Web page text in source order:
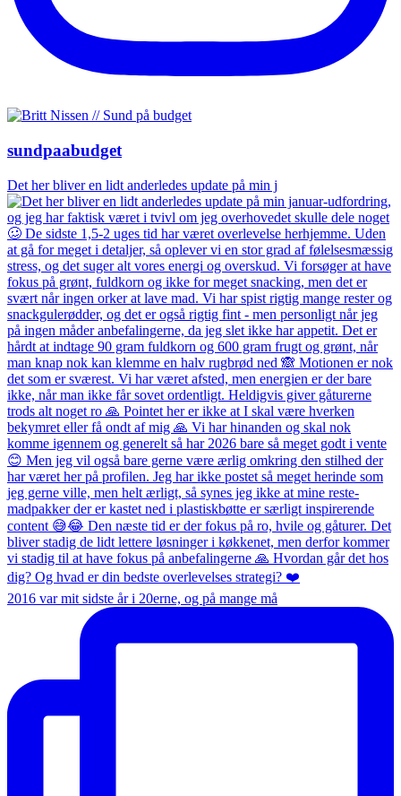
sundpaabudget
Det her bliver en lidt anderledes update på min j
2016 var mit sidste år i 20erne, og på mange må